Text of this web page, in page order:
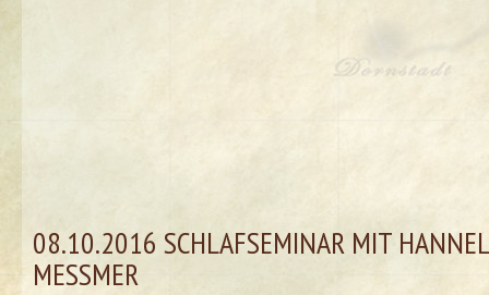
08.10.2016 SCHLAFSEMINAR MIT
MESSMER